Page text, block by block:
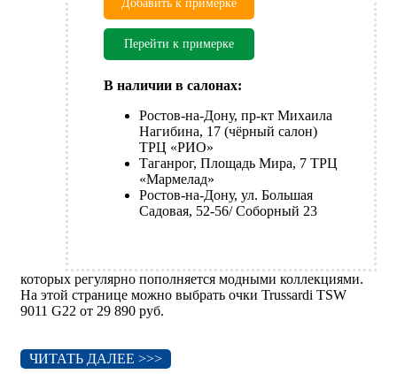
Добавить к примерке
Перейти к примерке
В наличии в салонах:
Ростов-на-Дону, пр-кт Михаила
Нагибина, 17 (чёрный салон)
ТРЦ «РИО»
Таганрог, Площадь Мира, 7 ТРЦ
«Мармелад»
Ростов-на-Дону, ул. Большая
Садовая, 52-56/ Соборный 23
которых регулярно пополняется модными коллекциями.
На этой странице можно выбрать очки Trussardi TSW
9011 G22 от 29 890 руб.
ЧИТАТЬ ДАЛЕЕ >>>